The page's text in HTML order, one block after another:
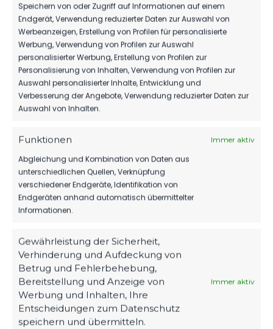
Speichern von oder Zugriff auf Informationen auf einem
Endgerät, Verwendung reduzierter Daten zur Auswahl von
Werbeanzeigen, Erstellung von Profilen für personalisierte
Werbung, Verwendung von Profilen zur Auswahl
personalisierter Werbung, Erstellung von Profilen zur
Personalisierung von Inhalten, Verwendung von Profilen zur
Auswahl personalisierter Inhalte, Entwicklung und
Verbesserung der Angebote, Verwendung reduzierter Daten zur
Auswahl von Inhalten.
Funktionen Immer aktiv
Abgleichung und Kombination von Daten aus
unterschiedlichen Quellen, Verknüpfung
verschiedener Endgeräte, Identifikation von
Endgeräten anhand automatisch übermittelter
Informationen.
Gewährleistung der Sicherheit,
Verhinderung und Aufdeckung von
Betrug und Fehlerbehebung,
Bereitstellung und Anzeige von
Werbung und Inhalten, Ihre
Entscheidungen zum Datenschutz
speichern und übermitteln.
Immer aktiv
OFFIZIELLE VEREINSSEITE
DEIN HEIMSPIEL. DEIN FSV.
Tickets, Spielplan, News und Vereinsinfos – alles
kompakt auf einen Blick.
TICKETS
Eintrittspreise & Spieltag